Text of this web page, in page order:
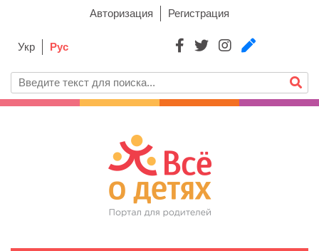
Авторизация Регистрация
Укр Рус